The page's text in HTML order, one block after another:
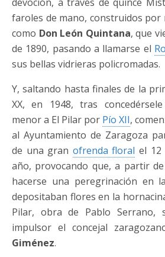
faroles de mano, construidos por
como Don León Quintana, que
de 1890, pasando a llamarse el
sus bellas vidrieras policromadas.
Y, saltando hasta finales de la
XX, en 1948, tras
menor a El Pilar por Pío XII,
al Ayuntamiento de Zaragoza
de una gran ofrenda floral el 12
año, provocando que, a partir
hacerse una peregrinación en
depositaban flores en la
Pilar, obra de Pablo Serrano,
impulsor el concejal
Giménez.